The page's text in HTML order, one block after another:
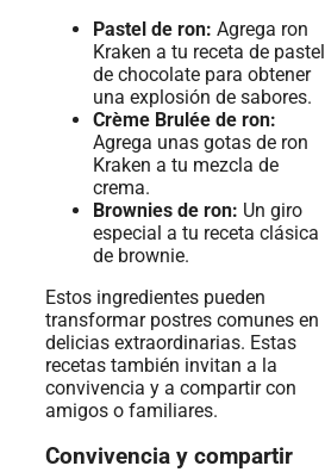
Pastel de ron: Agrega ron
Kraken a tu receta de pastel
de chocolate para obtener
una explosión de sabores.
Crème Brulée de ron:
Agrega unas gotas de ron
Kraken a tu mezcla de
crema.
Brownies de ron: Un giro
especial a tu receta clásica
de brownie.
Estos ingredientes pueden
transformar postres comunes en
delicias extraordinarias. Estas
recetas también invitan a la
convivencia y a compartir con
amigos o familiares.
Convivencia y compartir